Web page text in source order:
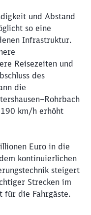
und Abstand
so eine
Infrastruktur.
Reisezeiten und
des
die
km/h erhöht
Euro in die
kontinuierlichen
steigert
Strecken im
für die Fahrgäste.